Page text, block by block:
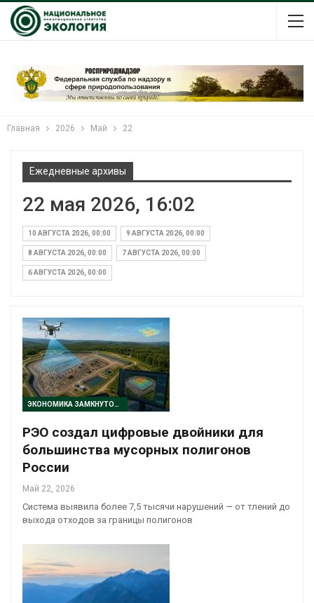
Главная 2026 Май 22
Ежедневные архивы
22 мая 2026, 16:02
10 АВГУСТА 2026, 00:00 9 АВГУСТА 2026, 00:00
8 АВГУСТА 2026, 00:00 7 АВГУСТА 2026, 00:00
6 АВГУСТА 2026, 00:00
ЭКОНОМИКА ЗАМКНУТОГО ЦИКЛА
РЭО создал цифровые двойники для
большинства мусорных полигонов
России
Май 22, 2026
Система выявила более 7,5 тысячи нарушений — от тлений до
выхода отходов за границы полигонов